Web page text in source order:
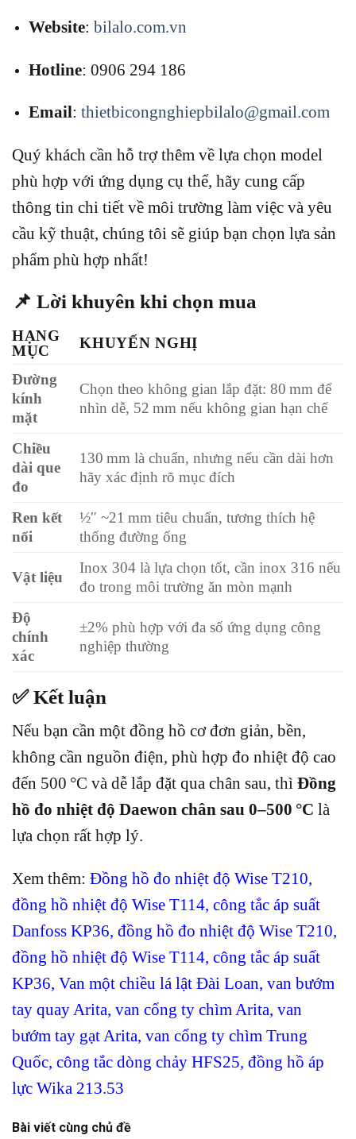
Website: bilalo.com.vn
Hotline: 0906 294 186
Email: thietbicongnghiepbilalo@gmail.com
Quý khách cần hỗ trợ thêm về lựa chọn model
phù hợp với ứng dụng cụ thể, hãy cung cấp
thông tin chi tiết về môi trường làm việc và yêu
cầu kỹ thuật, chúng tôi sẽ giúp bạn chọn lựa sản
phẩm phù hợp nhất!
📌 Lời khuyên khi chọn mua
HẠNG
MỤC
KHUYẾN NGHỊ
Đường
kính
mặt
Chọn theo không gian lắp đặt: 80 mm để
nhìn dễ, 52 mm nếu không gian hạn chế
Chiều
dài que
đo
130 mm là chuẩn, nhưng nếu cần dài hơn
hãy xác định rõ mục đích
Ren kết
nối
½″ ~21 mm tiêu chuẩn, tương thích hệ
thống đường ống
Vật liệu
Inox 304 là lựa chọn tốt, cần inox 316 nếu
đo trong môi trường ăn mòn mạnh
Độ
chính
xác
±2% phù hợp với đa số ứng dụng công
nghiệp thường
✅ Kết luận
Nếu bạn cần một đồng hồ cơ đơn giản, bền,
không cần nguồn điện, phù hợp đo nhiệt độ cao
đến 500 °C và dễ lắp đặt qua chân sau, thì Đồng
hồ đo nhiệt độ Daewon chân sau 0–500 °C là
lựa chọn rất hợp lý.
Xem thêm: Đồng hồ đo nhiệt độ Wise T210,
đồng hồ nhiệt độ Wise T114, công tắc áp suất
Danfoss KP36, đồng hồ đo nhiệt độ Wise T210,
đồng hồ nhiệt độ Wise T114, công tắc áp suất
KP36, Van một chiều lá lật Đài Loan, van bướm
tay quay Arita, van cổng ty chìm Arita, van
bướm tay gạt Arita, van cổng ty chìm Trung
Quốc, công tắc dòng chảy HFS25, đồng hồ áp
lực Wika 213.53
Bài viết cùng chủ đề